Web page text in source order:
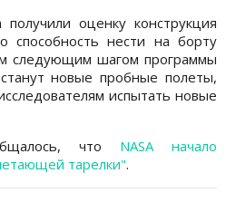
оценку конструкция
способность нести на борту
следующим шагом программы
новые пробные полеты,
испытать новые
что NASA начало
тарелки".